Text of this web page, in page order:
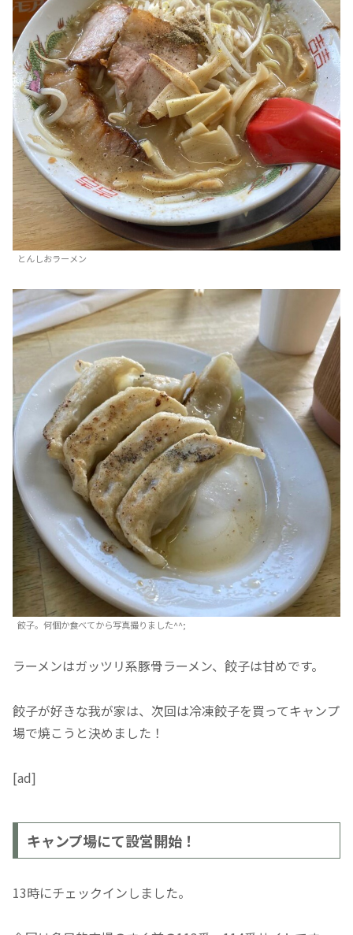
とんしおラーメン
餃子。何個か食べてから写真撮りました^^;
ラーメンはガッツリ系豚骨ラーメン、餃子は甘めです。
餃子が好きな我が家は、次回は冷凍餃子を買ってキャンプ
場で焼こうと決めました！
[ad]
キャンプ場にて設営開始！
13時にチェックインしました。